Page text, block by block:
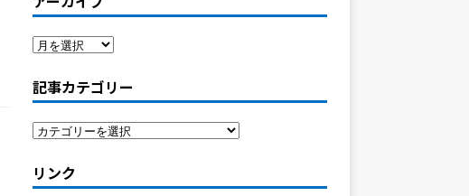
記事カテゴリー
リンク